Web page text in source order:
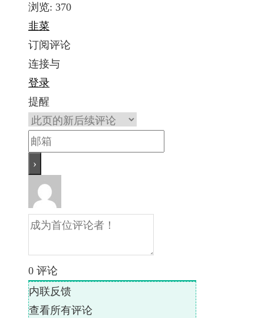
浏览: 370
韭菜
订阅评论
连接与
登录
提醒
0 评论
内联反馈
查看所有评论